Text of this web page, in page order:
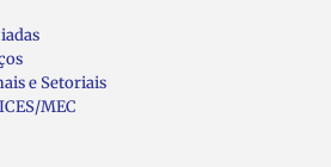
e Setoriais
MEC